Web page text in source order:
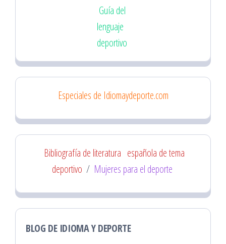
Guía del
lenguaje
deportivo
Especiales de Idiomaydeporte.com
Bibliografía de literatura española de tema
deportivo / Mujeres para el deporte
BLOG DE IDIOMA Y DEPORTE